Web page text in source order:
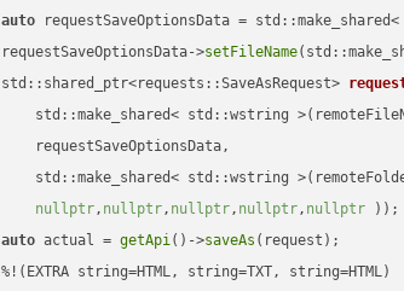
auto requestSaveOptionsData =
requestSaveOptionsData->setFileName
std::shared_ptr<requests::SaveAsRequest>
std::make_shared< std::wstring
    requestSaveOptionsData,
std::make_shared< std::wstring
nullptr, nullptr, nullptr, nullptr, nullptr ))
auto actual = getApi()->saveAs (request);